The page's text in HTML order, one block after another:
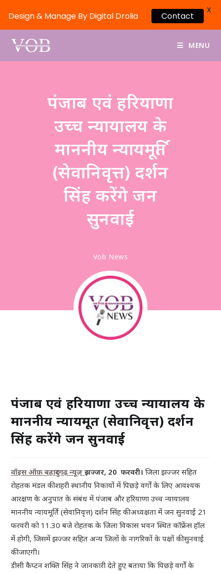
MENU
पंजाब एवं हरियाणा
उच्च न्यायालय के
माननीय न्यायमूर्ति
(सेवानिवृत्त) दर्शन
सिंह करेंगे जन
सुनवाई
Vob News
पंजाब एवं हरियाणा उच्च न्यायालय के
माननीय न्यायमूर्ति (सेवानिवृत्त) दर्शन
सिंह करेंगे जन सुनवाई
वॉइस ऑफ़ बहादुरगढ़ न्यूज़ झज्जर, 20 फरवरी।जिला झज्जर सहित
रोहतक मंडल की शहरी स्थानीय निकायों में पिछड़े वर्गों के लिए आवश्यक
आरक्षण के अनुपात के संबंध में पंजाब और हरियाणा उच्च न्यायालय
माननीय न्यायमूर्ति (सेवानिवृत्त) दर्शन सिंह की अध्यक्षता में जन सुनवाई 21
फरवरी को 11.30 बजे रोहतक के जिला विकास भवन स्थित कॉफ्रेंस हॉल
में होगी, जिसमें झज्जर सहित अन्य जिलों के नागरिकों के पक्षों की सुनवाई
की जाएगी।
डीसी कैप्टन शक्ति सिंह ने जानकारी देते हुए बताया कि पिछड़े वर्गों के
Design & Manage By Digital Drolia Contact
X